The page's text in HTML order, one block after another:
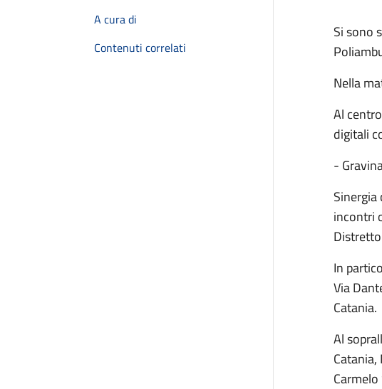
A cura di
Contenuti correlati
Si sono
Nella
Al
digitali
-
incontri
In
Via
Catania.
Al